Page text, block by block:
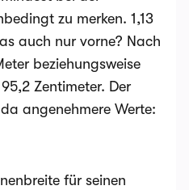
zu merken. 1,13
auch nur vorne? Nach
beziehungsweise
Zentimeter. Der
angenehmere Werte:
für seinen